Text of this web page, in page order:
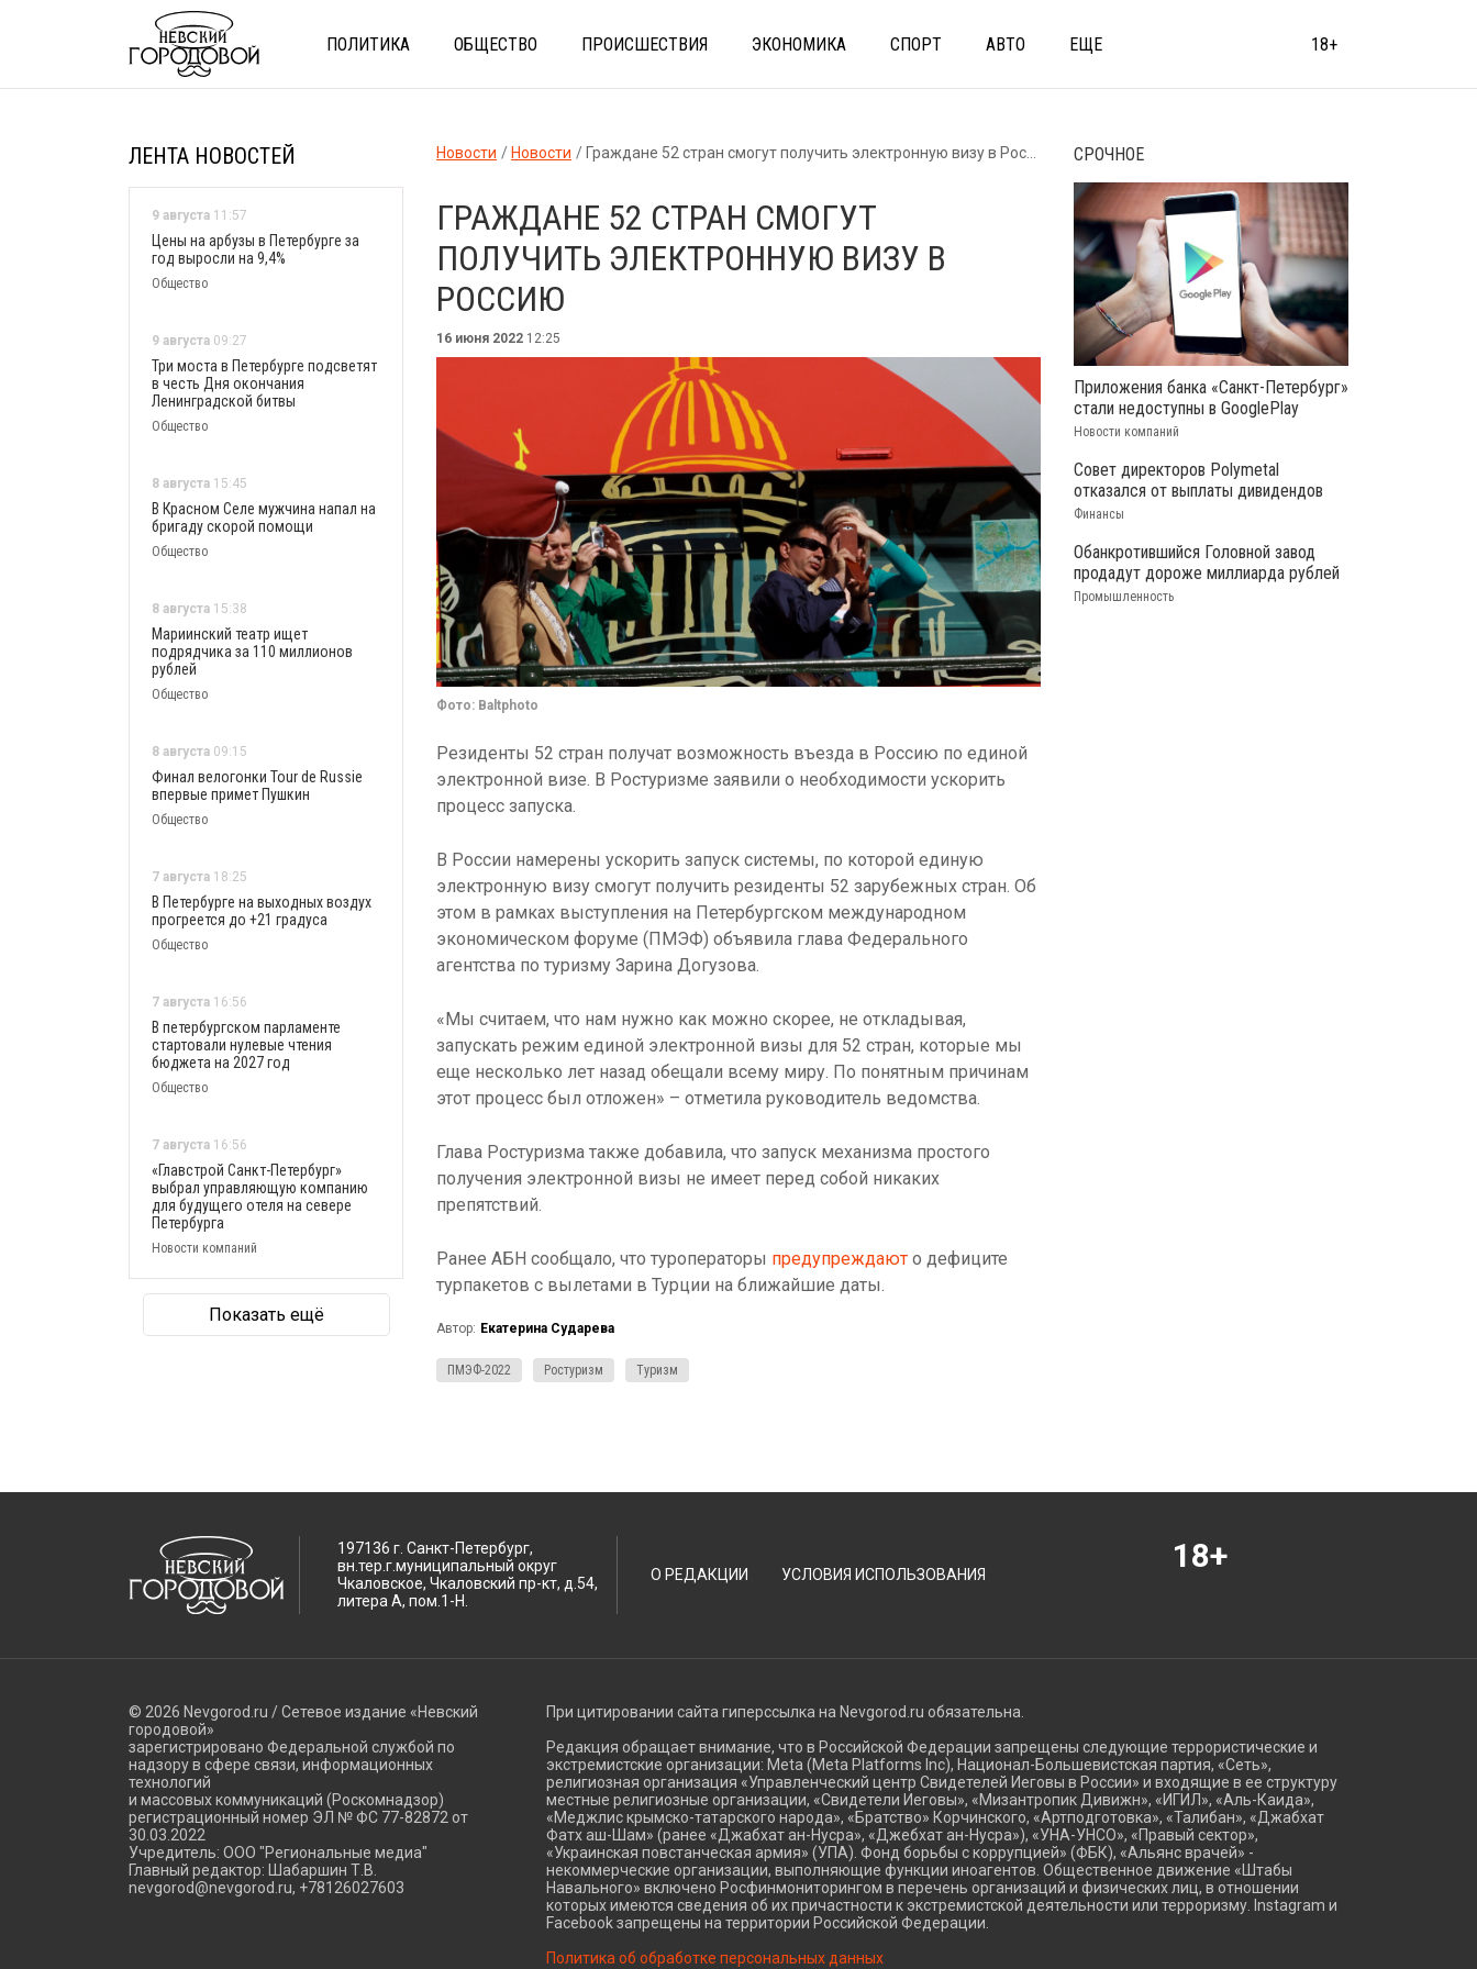
ПОЛИТИКА ОБЩЕСТВО ПРОИСШЕСТВИЯ ЭКОНОМИКА СПОРТ АВТО ЕЩЕ 18+
Новости Новости Граждане 52 стран смогут получить электронную визу в Россию
ГРАЖДАНЕ 52 СТРАН СМОГУТ
ПОЛУЧИТЬ ЭЛЕКТРОННУЮ ВИЗУ В
РОССИЮ
16 июня 2022 12:25
Фото: Baltphoto
Резиденты 52 стран получат возможность въезда в Россию по единой
электронной визе. В Ростуризме заявили о необходимости ускорить
процесс запуска.
В России намерены ускорить запуск системы, по которой единую
электронную визу смогут получить резиденты 52 зарубежных стран. Об
этом в рамках выступления на Петербургском международном
экономическом форуме (ПМЭФ) объявила глава Федерального
агентства по туризму Зарина Догузова.
«Мы считаем, что нам нужно как можно скорее, не откладывая,
запускать режим единой электронной визы для 52 стран, которые мы
еще несколько лет назад обещали всему миру. По понятным причинам
этот процесс был отложен» – отметила руководитель ведомства.
Глава Ростуризма также добавила, что запуск механизма простого
получения электронной визы не имеет перед собой никаких
препятствий.
Ранее АБН сообщало, что туроператоры предупреждают о дефиците
турпакетов с вылетами в Турции на ближайшие даты.
Автор: Екатерина Сударева
ПМЭФ-2022 Ростуризм Туризм
ЛЕНТА НОВОСТЕЙ
9 августа 11:57
Цены на арбузы в Петербурге за
год выросли на 9,4%
Общество
9 августа 09:27
Три моста в Петербурге подсветят
в честь Дня окончания
Ленинградской битвы
Общество
8 августа 15:45
В Красном Селе мужчина напал на
бригаду скорой помощи
Общество
8 августа 15:38
Мариинский театр ищет
подрядчика за 110 миллионов
рублей
Общество
8 августа 09:15
Финал велогонки Tour de Russie
впервые примет Пушкин
Общество
7 августа 18:25
В Петербурге на выходных воздух
прогреется до +21 градуса
Общество
7 августа 16:56
В петербургском парламенте
стартовали нулевые чтения
бюджета на 2027 год
Общество
7 августа 16:56
«Главстрой Санкт-Петербург»
выбрал управляющую компанию
для будущего отеля на севере
Петербурга
Новости компаний
Показать ещё
СРОЧНОЕ
Приложения банка «Санкт-Петербург»
стали недоступны в GooglePlay
Новости компаний
Совет директоров Polymetal
отказался от выплаты дивидендов
Финансы
Обанкротившийся Головной завод
продадут дороже миллиарда рублей
Промышленность
18+
197136 г. Санкт-Петербург,
вн.тер.г.муниципальный округ
Чкаловское, Чкаловский пр-кт, д.54,
литера А, пом.1-Н.
О РЕДАКЦИИ УСЛОВИЯ ИСПОЛЬЗОВАНИЯ
© 2026 Nevgorod.ru / Сетевое издание «Невский
городовой»
зарегистрировано Федеральной службой по
надзору в сфере связи, информационных
технологий
и массовых коммуникаций (Роскомнадзор)
регистрационный номер ЭЛ № ФС 77-82872 от
30.03.2022
Учредитель: ООО "Региональные медиа"
Главный редактор: Шабаршин Т.В.
nevgorod@nevgorod.ru, +78126027603
При цитировании сайта гиперссылка на Nevgorod.ru обязательна.
Редакция обращает внимание, что в Российской Федерации запрещены следующие террористические и
экстремистские организации: Meta (Meta Platforms Inc), Национал-Большевистская партия, «Сеть»,
религиозная организация «Управленческий центр Свидетелей Иеговы в России» и входящие в ее структуру
местные религиозные организации, «Свидетели Иеговы», «Мизантропик Дивижн», «ИГИЛ», «Аль-Каида»,
«Меджлис крымско-татарского народа», «Братство» Корчинского, «Артподготовка», «Талибан», «Джабхат
Фатх аш-Шам» (ранее «Джабхат ан-Нусра», «Джебхат ан-Нусра»), «УНА-УНСО», «Правый сектор»,
«Украинская повстанческая армия» (УПА). Фонд борьбы с коррупцией» (ФБК), «Альянс врачей» -
некоммерческие организации, выполняющие функции иноагентов. Общественное движение «Штабы
Навального» включено Росфинмониторингом в перечень организаций и физических лиц, в отношении
которых имеются сведения об их причастности к экстремистской деятельности или терроризму. Instagram и
Facebook запрещены на территории Российской Федерации.
Политика об обработке персональных данных